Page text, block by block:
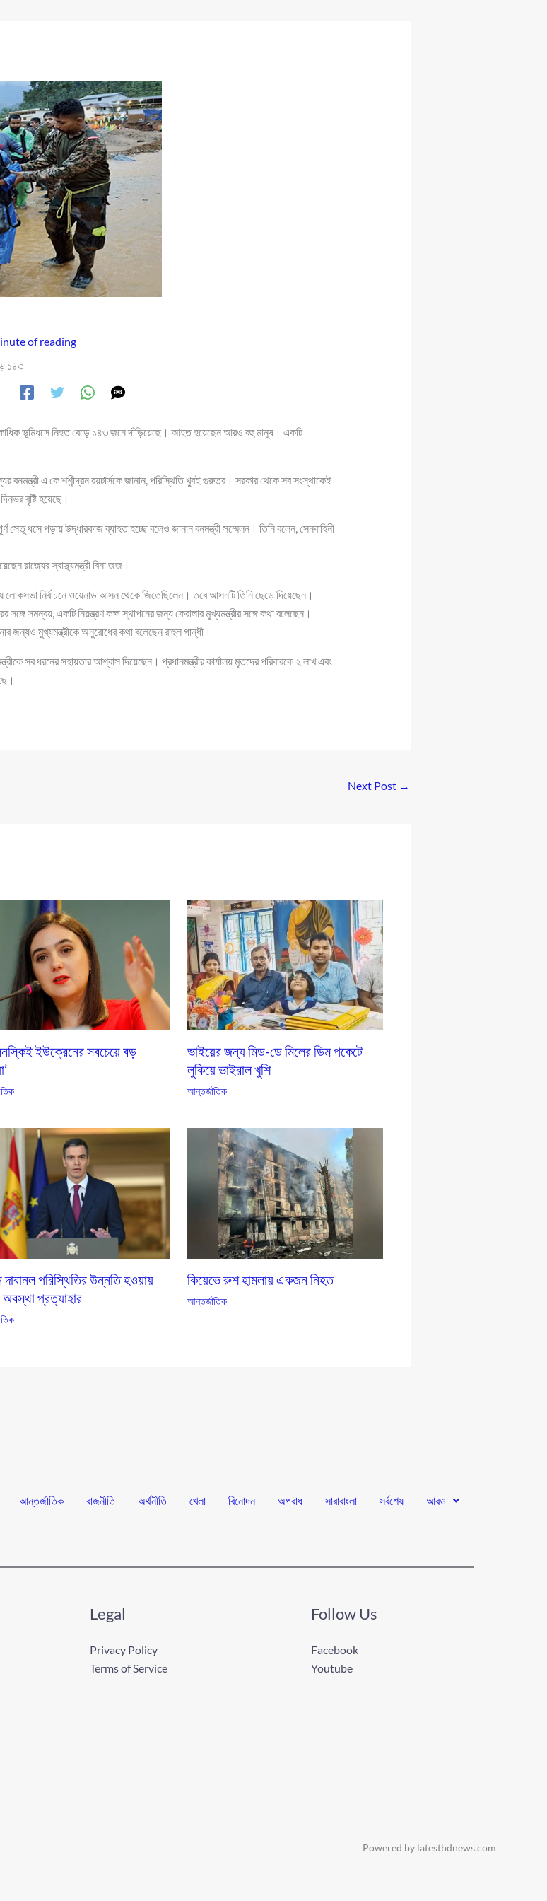
of reading
১৪৩
একাধিক ভূমিধসে নিহত বেড়ে ১৪৩ জনে দাঁড়িয়েছে। আহত হয়েছেন আরও বহু মানুষ। একটি
বনমন্ত্রী এ কে শশীন্দ্রন রয়টার্সকে জানান, পরিস্থিতি খুবই গুরুতর। সরকার থেকে সব সংস্থাকেই
বৃষ্টি হয়েছে।
সেতু ধসে পড়ায় উদ্ধারকাজ ব্যাহত হচ্ছে বলেও জানান বনমন্ত্রী সম্মেলন। তিনি বলেন, সেনবাহিনী
রাজ্যের স্বাস্থ্যমন্ত্রী বিনা জজ।
লোকসভা নির্বাচনে ওয়েনাড আসন থেকে জিতেছিলেন। তবে আসনটি তিনি ছেড়ে দিয়েছেন।
সঙ্গে সমন্বয়, একটি নিয়ন্ত্রণ কক্ষ স্থাপনের জন্য কেরালার মুখ্যমন্ত্রীর সঙ্গে কথা বলেছেন।
জন্যও মুখ্যমন্ত্রীকে অনুরোধের কথা বলেছেন রাহুল গান্ধী।
সব ধরনের সহায়তার আশ্বাস দিয়েছেন। প্রধানমন্ত্রীর কার্যালয় মৃতদের পরিবারকে ২ লাখ এবং
Next Post →
ইউক্রেনের সবচেয়ে বড়
ভাইয়ের জন্য মিড-ডে মিলের ডিম পকেটে
লুকিয়ে ভাইরাল খুশি
আন্তর্জাতিক
দাবানল পরিস্থিতির উন্নতি হওয়ায়
প্রত্যাহার
কিয়েভে রুশ হামলায় একজন নিহত
আন্তর্জাতিক
আন্তর্জাতিক রাজনীতি অর্থনীতি খেলা বিনোদন অপরাধ সারাবাংলা সর্বশেষ আরও
Legal
Privacy Policy
Terms of Service
Follow Us
Facebook
Youtube
Powered by latestbdnews.com